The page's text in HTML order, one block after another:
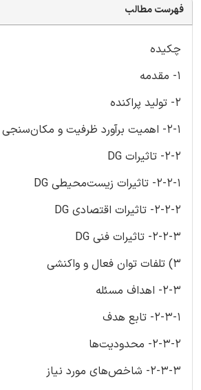
فهرست مطالب
چکیده
1- مقدمه
2- تولید پراکنده
2-1- اهمیت برآورد ظرفیت و مکان‌سنجی بهینه DG
2-2- تاثیرات DG
2-2-1- تاثیرات زیست‌محیطی DG
2-2-2- تاثیرات اقتصادی DG
2-2-3- تاثیرات فنی DG
3) تلفات توان فعال و واکنشی
2-3- اهداف مسئله
2-3-1- تابع هدف
2-3-2- محدودیت‌ها
2-3-3- شاخص‌های مورد نیاز